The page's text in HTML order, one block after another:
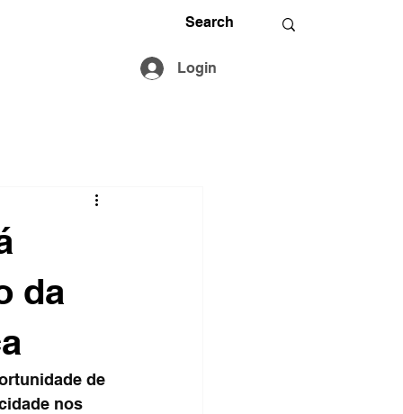
Login
da
de
nos